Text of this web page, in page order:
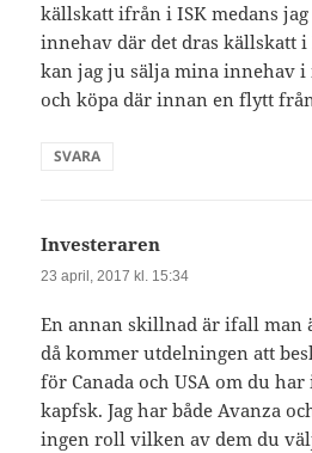
källskatt ifrån i ISK medans
innehav där det dras källskatt i
kan jag ju sälja mina innehav
och köpa där innan en flytt
SVARA
Investeraren
23 april, 2017 kl. 15:34
En annan skillnad är ifall man
då kommer utdelningen att
för Canada och USA om du
kapfsk. Jag har både Avanza
ingen roll vilken av dem du